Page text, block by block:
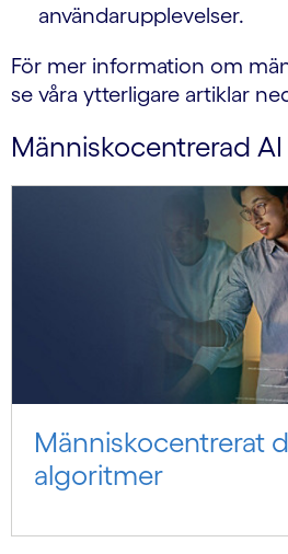
användarupplevelser.
För mer information om
se våra ytterligare artiklar
Människocentrerad
Människo­centrerat
algoritmer